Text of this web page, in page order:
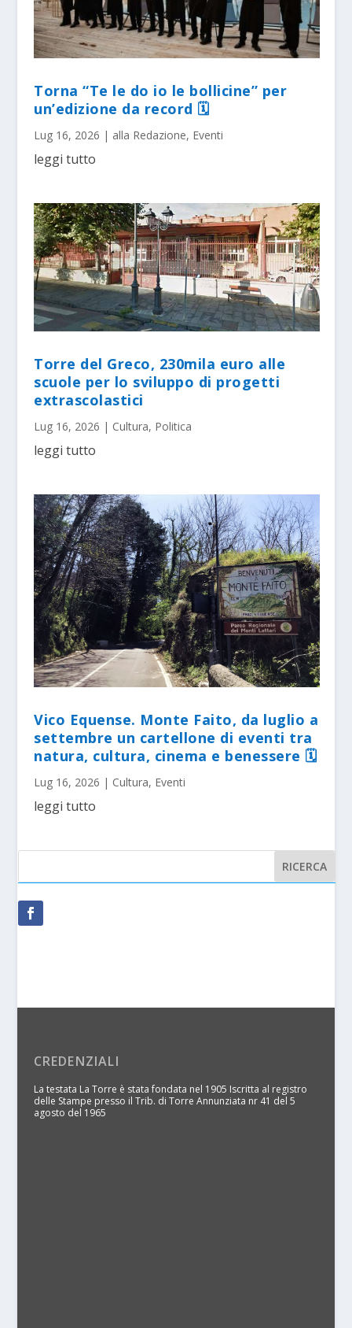
Torna “Te le do io le bollicine” per
un’edizione da record 🗓
Lug 16, 2026 | alla Redazione, Eventi
leggi tutto
Torre del Greco, 230mila euro alle
scuole per lo sviluppo di progetti
extrascolastici
Lug 16, 2026 | Cultura, Politica
leggi tutto
Vico Equense. Monte Faito, da luglio a
settembre un cartellone di eventi tra
natura, cultura, cinema e benessere 🗓
Lug 16, 2026 | Cultura, Eventi
leggi tutto
CREDENZIALI
La testata La Torre è stata fondata nel 1905 Iscritta al registro
delle Stampe presso il Trib. di Torre Annunziata nr 41 del 5
agosto del 1965